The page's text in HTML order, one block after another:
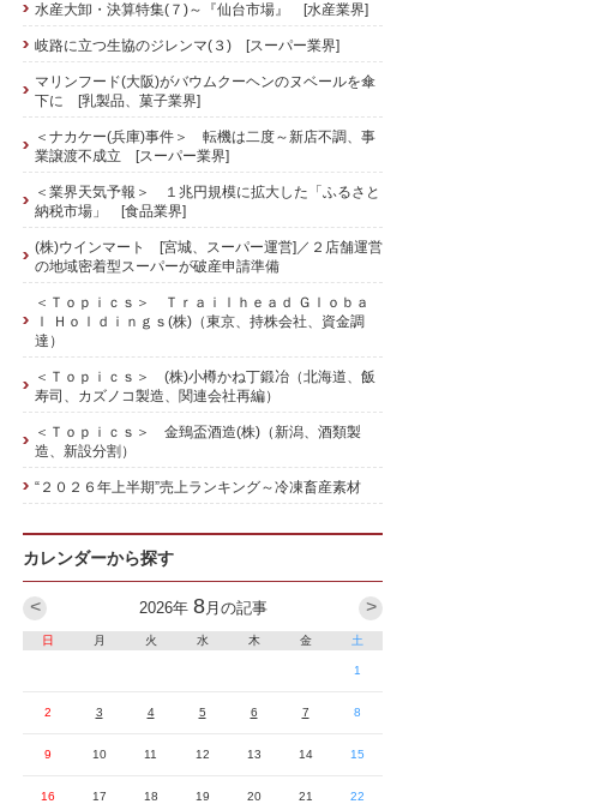
水産大卸・決算特集(７)～『仙台市場』 [水産業界]
岐路に立つ生協のジレンマ(３) [スーパー業界]
マリンフード(大阪)がバウムクーヘンのヌベールを傘
下に [乳製品、菓子業界]
＜ナカケー(兵庫)事件＞ 転機は二度～新店不調、事
業譲渡不成立 [スーパー業界]
＜業界天気予報＞ １兆円規模に拡大した「ふるさと
納税市場」 [食品業界]
(株)ウインマート [宮城、スーパー運営]／２店舗運営
の地域密着型スーパーが破産申請準備
＜Ｔｏｐｉｃｓ＞ Ｔｒａｉｌｈｅａｄ Ｇｌｏｂａ
ｌ Ｈｏｌｄｉｎｇｓ(株)（東京、持株会社、資金調
達）
＜Ｔｏｐｉｃｓ＞ (株)小樽かね丁鍛冶（北海道、飯
寿司、カズノコ製造、関連会社再編）
＜Ｔｏｐｉｃｓ＞ 金鵄盃酒造(株)（新潟、酒類製
造、新設分割）
“２０２６年上半期”売上ランキング～冷凍畜産素材
カレンダーから探す
2026年 8月の記事 >
<
日 月 火 水 木 金 土
1
2 3 4 5 6 7 8
9 10 11 12 13 14 15
16 17 18 19 20 21 22